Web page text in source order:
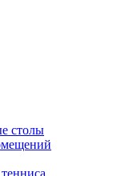
столы